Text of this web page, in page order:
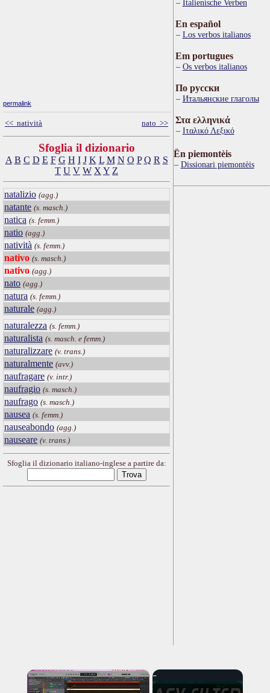
permalink
<< natività nato >>
Sfoglia il dizionario
A B C D E F G H I J K L M N O P Q R S
T U V W X Y Z
natalizio (agg.)
natante (s. masch.)
natica (s. femm.)
natio (agg.)
natività (s. femm.)
nativo (s. masch.)
nativo (agg.)
nato (agg.)
natura (s. femm.)
naturale (agg.)
naturalezza (s. femm.)
naturalista (s. masch. e femm.)
naturalizzare (v. trans.)
naturalmente (avv.)
naufragare (v. intr.)
naufragio (s. masch.)
naufrago (s. masch.)
nausea (s. femm.)
nauseabondo (agg.)
nauseare (v. trans.)
Sfoglia il dizionario italiano-inglese a partire da:
Italienische Verben
En español
Los verbos italianos
Em portugues
Os verbos italianos
По русски
Итальянские глаголы
Στα ελληνικά
Ιταλικό Λεξικό
Ën piemontèis
Dissionari piemontèis
×